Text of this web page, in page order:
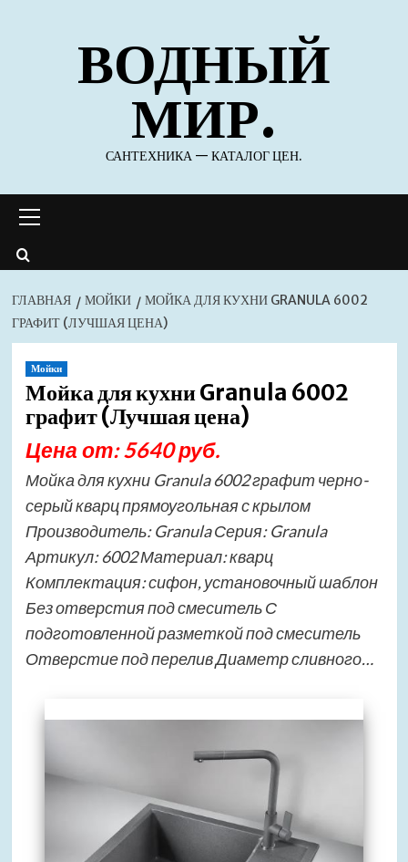
содержимомуВОДНЫЙ
МИР.
САНТЕХНИКА — КАТАЛОГ ЦЕН.
меню
ГЛАВНАЯ МОЙКИ
МОЙКА ДЛЯ КУХНИ GRANULA 6002
ГРАФИТ (ЛУЧШАЯ ЦЕНА)
Мойки
Мойка для кухни Granula 6002
графит (Лучшая цена)
Цена от: 5640 руб.
Мойка для кухни Granula 6002 графит черно-
серый кварц прямоугольная с крылом
Производитель: Granula Серия: Granula
Артикул: 6002 Материал: кварц
Комплектация: сифон, установочный шаблон
Без отверстия под смеситель С
подготовленной разметкой под смеситель
Отверстие под перелив Диаметр сливного…